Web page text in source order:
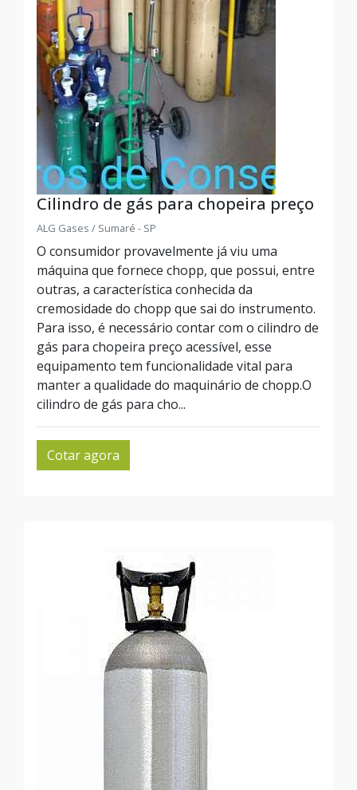
Cilindro de gás para chopeira preço
ALG Gases / Sumaré - SP
O consumidor provavelmente já viu uma
máquina que fornece chopp, que possui, entre
outras, a característica conhecida da
cremosidade do chopp que sai do instrumento.
Para isso, é necessário contar com o cilindro de
gás para chopeira preço acessível, esse
equipamento tem funcionalidade vital para
manter a qualidade do maquinário de chopp.O
cilindro de gás para cho...
Cotar agora